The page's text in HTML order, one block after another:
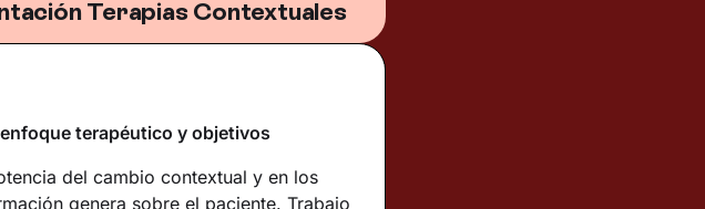
Terapias Contextuales
terapéutico y objetivos
del cambio contextual y en los
genera sobre el paciente. Trabajo